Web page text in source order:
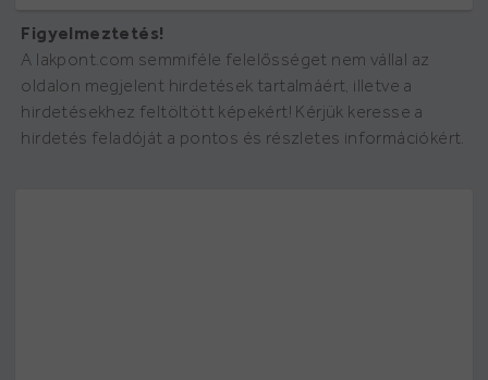
Figyelmeztetés!
A lakpont.com semmiféle felelősséget nem vállal az
oldalon megjelent hirdetések tartalmáért, illetve a
hirdetésekhez feltöltött képekért! Kérjük keresse a
hirdetés feladóját a pontos és részletes információkért.